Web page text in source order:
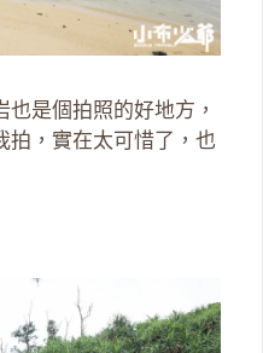
是個拍照的好地方，
拍，實在太可惜了，也